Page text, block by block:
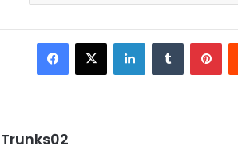
Facebook
X LinkedInTumblr
Trunks02